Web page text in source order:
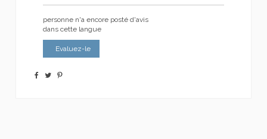
personne n'a encore posté d'avis
dans cette langue
Evaluez-le